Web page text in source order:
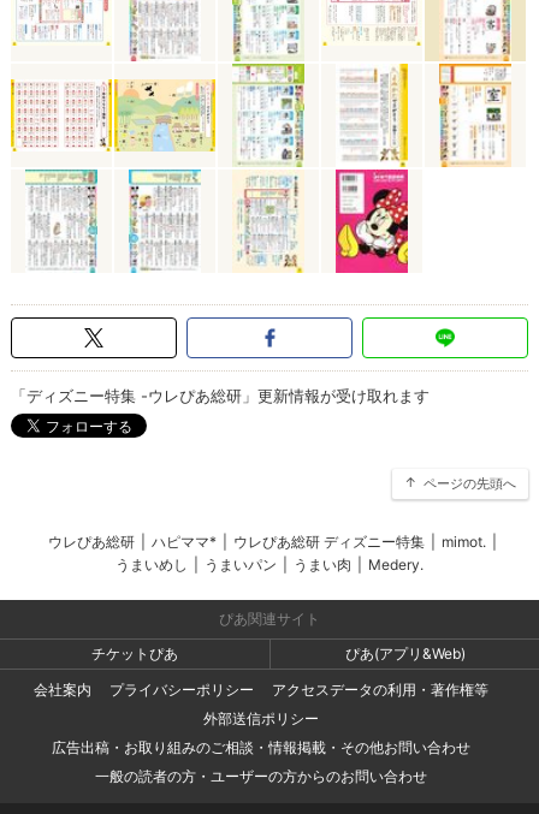
「ディズニー特集 -ウレぴあ総研」更新情報が受け取れます
ページの先頭へ
ウレぴあ総研 ハピママ* ウレぴあ総研 ディズニー特集 mimot.
うまいめし
うまいパン うまい肉 Medery.
ぴあ関連サイト
チケットぴあ
ぴあ(アプリ&Web)
会社案内
プライバシーポリシー
アクセスデータの利用・著作権等
外部送信ポリシー
広告出稿・お取り組みのご相談・情報掲載・その他お問い合わせ
一般の読者の方・ユーザーの方からのお問い合わせ